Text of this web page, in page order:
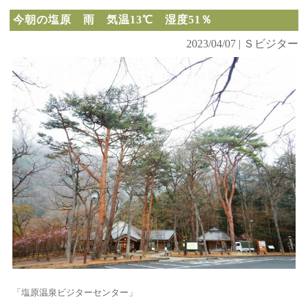
今朝の塩原 雨 気温13℃ 湿度51％
2023/04/07 | Ｓビジター
「塩原温泉ビジターセンター」